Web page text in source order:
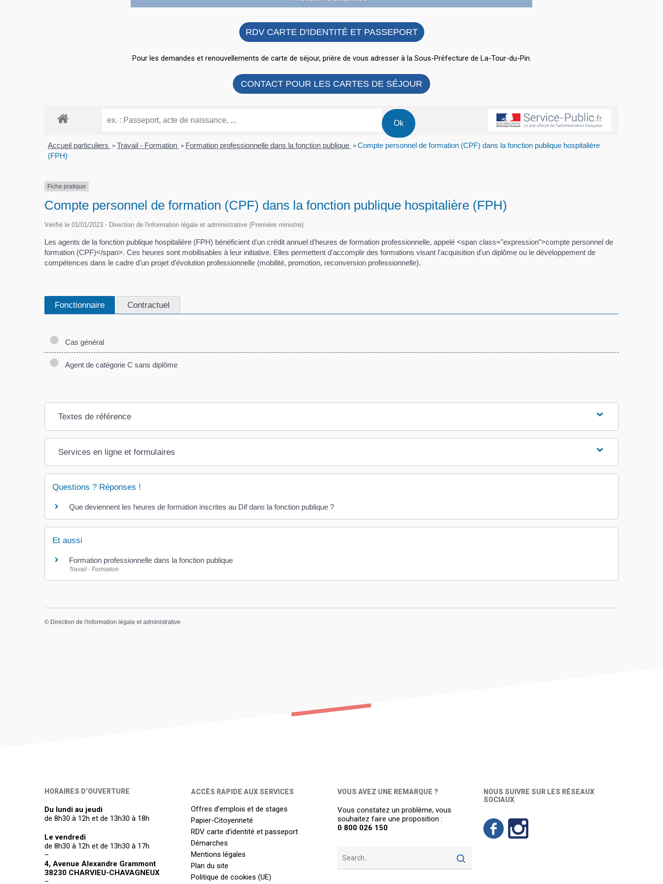
Hit enter to search or ESC to close
RDV CARTE D'IDENTITÉ ET PASSEPORT
Pour les demandes et renouvellements de carte de séjour, prière de vous adresser à la Sous-Préfecture de La-Tour-du-Pin.
CONTACT POUR LES CARTES DE SÉJOUR
Accueil particuliers > Travail - Formation > Formation professionnelle dans la fonction publique > Compte personnel de formation (CPF) dans la fonction publique hospitalière
(FPH)
Fiche pratique
Compte personnel de formation (CPF) dans la fonction publique hospitalière (FPH)
Vérifié le 01/01/2023 - Direction de l'information légale et administrative (Première ministre)
Les agents de la fonction publique hospitalière (FPH) bénéficient d'un crédit annuel d'heures de formation professionnelle, appelé <span class="expression">compte personnel de
formation (CPF)</span>. Ces heures sont mobilisables à leur initiative. Elles permettent d'accomplir des formations visant l'acquisition d'un diplôme ou le développement de
compétences dans le cadre d'un projet d'évolution professionnelle (mobilité, promotion, reconversion professionnelle).
Fonctionnaire Contractuel
Cas général
Agent de catégorie C sans diplôme
Textes de référence
Services en ligne et formulaires
Questions ? Réponses !
Que deviennent les heures de formation inscrites au Dif dans la fonction publique ?
Et aussi
Formation professionnelle dans la fonction publique
Travail - Formation
© Direction de l'information légale et administrative
HORAIRES D’OUVERTURE
Du lundi au jeudi
de 8h30 à 12h et de 13h30 à 18h
Le vendredi
de 8h30 à 12h et de 13h30 à 17h
–
4, Avenue Alexandre Grammont
38230 CHARVIEU-CHAVAGNEUX
–
ACCÈS RAPIDE AUX SERVICES
Offres d’emplois et de stages
Papier-Citoyenneté
RDV carte d’identité et passeport
Démarches
Mentions légales
Plan du site
Politique de cookies (UE)
VOUS AVEZ UNE REMARQUE ?
Vous constatez un problème, vous
souhaitez faire une proposition :
0 800 026 150
NOUS SUIVRE SUR LES RÉSEAUX
SOCIAUX